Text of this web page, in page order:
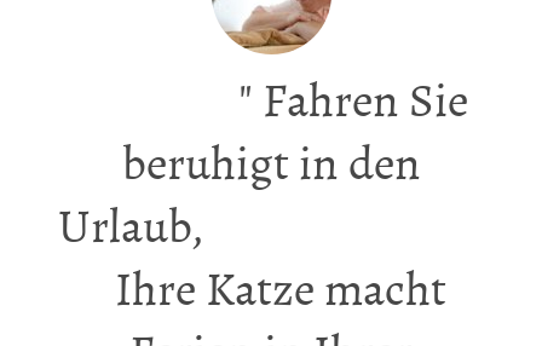
" Fahren Sie
beruhigt in den
Urlaub,
Ihre Katze macht